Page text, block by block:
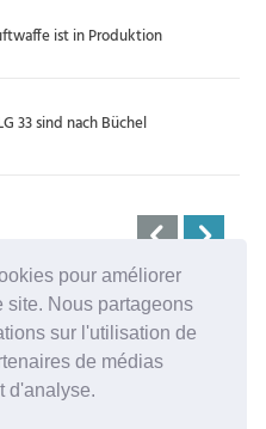
pour améliorer
site. Nous partageons
sur l'utilisation de
de médias
d'analyse.
ist in Produktion
33 sind nach Büchel
für die Aufnahme in eur...
die allenthalben um